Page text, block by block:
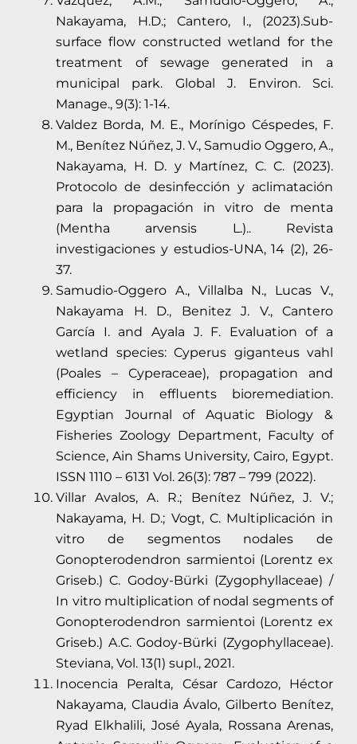
Nakayama, H.D.; Cantero, I., (2023).Sub-
surface flow constructed wetland for the
treatment of sewage generated in a
municipal park. Global J. Environ. Sci.
Manage., 9(3): 1-14.
Valdez Borda, M. E., Morínigo Céspedes, F.
M., Benítez Núñez, J. V., Samudio Oggero, A.,
Nakayama, H. D. y Martínez, C. C. (2023).
Protocolo de desinfección y aclimatación
para la propagación in vitro de menta
(Mentha arvensis L.).. Revista
investigaciones y estudios-UNA, 14 (2), 26-
37.
Samudio-Oggero A., Villalba N., Lucas V.,
Nakayama H. D., Benitez J. V., Cantero
García I. and Ayala J. F. Evaluation of a
wetland species: Cyperus giganteus vahl
(Poales – Cyperaceae), propagation and
efficiency in effluents bioremediation.
Egyptian Journal of Aquatic Biology &
Fisheries Zoology Department, Faculty of
Science, Ain Shams University, Cairo, Egypt.
ISSN 1110 – 6131 Vol. 26(3): 787 – 799 (2022).
Villar Avalos, A. R.; Benítez Núñez, J. V.;
Nakayama, H. D.; Vogt, C. Multiplicación in
vitro de segmentos nodales de
Gonopterodendron sarmientoi (Lorentz ex
Griseb.) C. Godoy-Bürki (Zygophyllaceae) /
In vitro multiplication of nodal segments of
Gonopterodendron sarmientoi (Lorentz ex
Griseb.) A.C. Godoy-Bürki (Zygophyllaceae).
Steviana, Vol. 13(1) supl., 2021.
Inocencia Peralta, César Cardozo, Héctor
Nakayama, Claudia Ávalo, Gilberto Benítez,
Ryad Elkhalili, José Ayala, Rossana Arenas,